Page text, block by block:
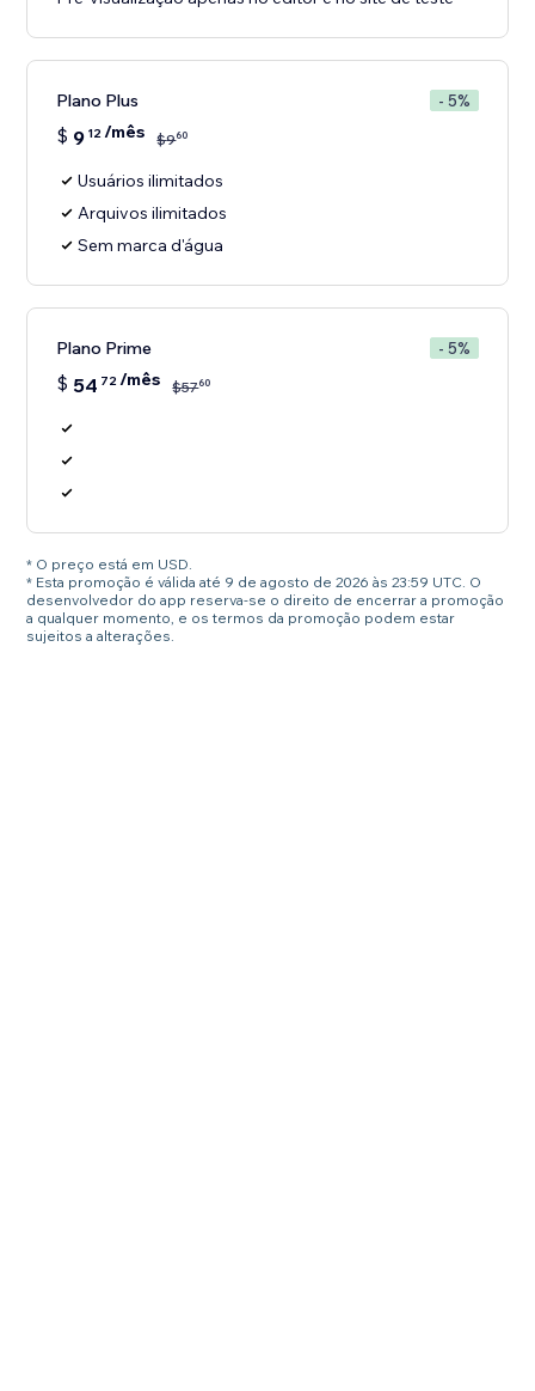
Plano Plus - 5%
$ 9 12/mês $960
Usuários ilimitados
Arquivos ilimitados
Sem marca d'água
Plano Prime - 5%
$ 54 72/mês $5760
* O preço está em USD.
* Esta promoção é válida até 9 de agosto de 2026 às 23:59 UTC. O
desenvolvedor do app reserva-se o direito de encerrar a promoção
a qualquer momento, e os termos da promoção podem estar
sujeitos a alterações.